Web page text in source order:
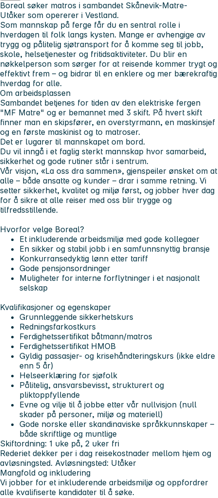
Boreal søker matros i sambandet Skånevik-Matre-
Utåker som opererer i Vestland.
Som mannskap på ferge får du en sentral rolle i
hverdagen til folk langs kysten. Mange er avhengige av
trygg og pålitelig sjøtransport for å komme seg til jobb,
skole, helsetjenester og fritidsaktiviteter. Du blir en
nøkkelperson som sørger for at reisende kommer trygt og
effektivt frem – og bidrar til en enklere og mer bærekraftig
hverdag for alle.
Om arbeidsplassen
Sambandet betjenes for tiden av den elektriske fergen
"MF Matre" og er bemannet med 3 skift. På hvert skift
finner man en skipsfører, en overstyrmann, en maskinsjef
og en første maskinist og to matroser.
Det er lugarer til mannskapet om bord.
Du vil inngå i et faglig sterkt mannskap hvor samarbeid,
sikkerhet og gode rutiner står i sentrum.
Vår visjon, «La oss dra sammen», gjenspeiler ønsket om at
alle – både ansatte og kunder – drar i samme retning. Vi
setter sikkerhet, kvalitet og miljø først, og jobber hver dag
for å sikre at alle reiser med oss blir trygge og
tilfredsstillende.
Hvorfor velge Boreal?
Et inkluderende arbeidsmiljø med gode kollegaer
En sikker og stabil jobb i en samfunnsnyttig bransje
Konkurransedyktig lønn etter tariff
Gode pensjonsordninger
Muligheter for interne forflytninger i et nasjonalt
selskap
Kvalifikasjoner og egenskaper
Grunnleggende sikkerhetskurs
Redningsfarkostkurs
Ferdighetssertifikat båtmann/matros
Ferdighetssertifikat HMOB
Gyldig passasjer- og krisehåndteringskurs (ikke eldre
enn 5 år)
Helseerklæring for sjøfolk
Pålitelig, ansvarsbevisst, strukturert og
pliktoppfyllende
Evne og vilje til å jobbe etter vår nullvisjon (null
skader på personer, miljø og materiell)
Gode norske eller skandinaviske språkkunnskaper –
både skriftlige og muntlige
Skiftordning: 1 uke på, 2 uker fri
Rederiet dekker per i dag reisekostnader mellom hjem og
avløsningsted. Avløsningsted: Utåker
Mangfold og inkludering
Vi jobber for et inkluderende arbeidsmiljø og oppfordrer
alle kvalifiserte kandidater til å søke.